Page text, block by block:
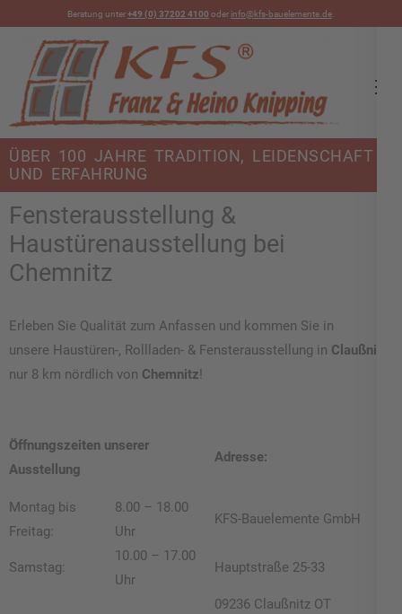
Beratung unter+49 (0) 37202 4100 oder info@kfs-bauelemente.de
KFS Bauelemente
ÜBER 100 JAHRE TRADITION, LEIDENSCHAFT
UND ERFAHRUNG
Fensterausstellung &
Haustürenausstellung bei
Chemnitz
Erleben Sie Qualität zum Anfassen und kommen Sie in
unsere Haustüren-, Rollladen- & Fensterausstellung in Claußnitz
nur 8 km nördlich von Chemnitz!
Öffnungszeiten unserer
Ausstellung
Adresse:
Montag bis
Freitag:
8.00 – 18.00
Uhr
KFS-Bauelemente GmbH
Samstag:
10.00 – 17.00
Uhr
Hauptstraße 25-33
09236 Claußnitz OT